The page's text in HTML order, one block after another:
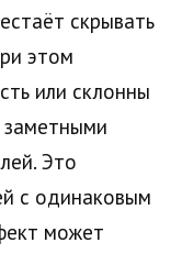
скрывать
этом
или склонны
заметными
Это
с одинаковым
может